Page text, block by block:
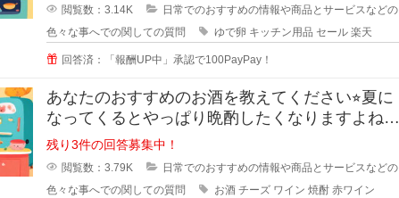
閲覧数：3.14K
日常でのおすすめの情報や商品とサービスなどの
色々な事へでの関しての質問
ゆで卵 キッチン用品 セール 楽天
回答済：「報酬UP中」承認で100PayPay！
あなたのおすすめのお酒を教えてください⭐︎夏に
なってくるとやっぱり晩酌したくなりますよね。
でも糖質などが気
残り3件の回答募集中！
閲覧数：3.79K
日常でのおすすめの情報や商品とサービスなどの
色々な事へでの関しての質問
お酒 チーズ ワイン 焼酎 赤ワイン